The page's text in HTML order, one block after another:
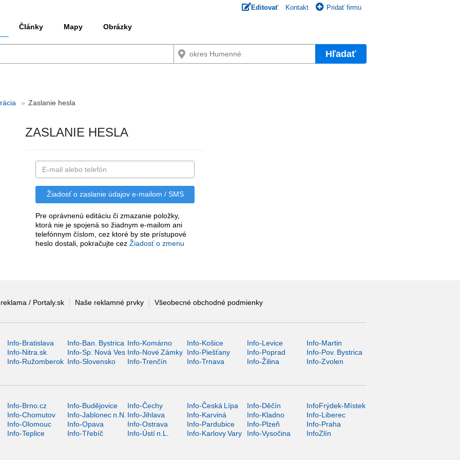
Editovať Kontakt Pridať firmu
Články Mapy Obrázky
Hľadať
Zaslanie hesla
ZASLANIE HESLA
Pre oprávnenú editáciu či zmazanie položky,
ktorá nie je spojená so žiadnym e-mailom ani
telefónnym číslom, cez ktoré by ste prístupové
heslo dostali, pokračujte cez Žiadosť o zmenu
/ Portaly.sk Naše reklamné prvky Všeobecné obchodné podmienky
Info-Bratislava Info-Ban. Bystrica Info-Komárno Info-Košice Info-Levice
Info-Martin
Info-Nitra.sk
Info-Sp. Nová Ves Info-Nové Zámky Info-Piešťany Info-Poprad
Info-Pov. Bystrica
Info-Ružomberok Info-Slovensko Info-Trenčín Info-Trnava Info-Žilina Info-Zvolen
Info-Brno.cz Info-Budějovice Info-Čechy Info-Česká Lípa Info-Děčín
InfoFrýdek-Místek
Info-Chomutov
Info-Jablonec n.N. Info-Jihlava Info-Karviná Info-Kladno
Info-Liberec
Info-Olomouc
Info-Opava Info-Ostrava Info-Pardubice Info-Plzeň
Info-Praha
Info-Teplice
Info-Třebíč Info-Ústí n.L. Info-Karlovy Vary Info-Vysočina InfoZlín